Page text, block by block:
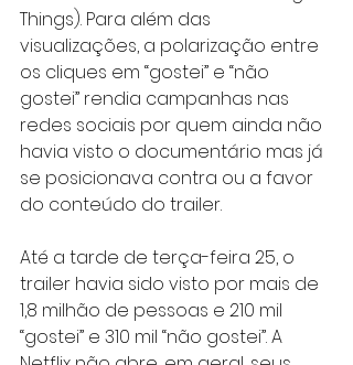
Things). Para além das
visualizações, a polarização entre
os cliques em “gostei” e “não
gostei” rendia campanhas nas
redes sociais por quem ainda não
havia visto o documentário mas já
se posicionava contra ou a favor
do conteúdo do trailer.
Até a tarde de terça-feira 25, o
trailer havia sido visto por mais de
1,8 milhão de pessoas e 210 mil
“gostei” e 310 mil “não gostei”. A